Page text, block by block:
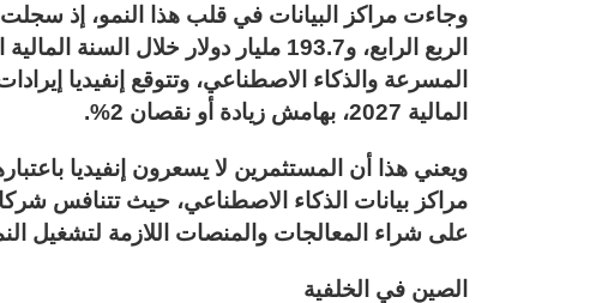
الربع الرابع، و193.7 مليار دولار خلال
المالية 2027، بهامش زيادة أو نقصان 2%.
ويعني هذا أن المستثمرين لا يسعرون إنفيديا
مراكز بيانات الذكاء الاصطناعي، حيث تتنافس
على شراء المعالجات والمنصات اللازمة لتشغيل
الصين في الخلفية